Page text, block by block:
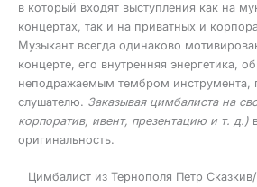
в который входят выступления как на
концертах, так и на приватных и
Музыкант всегда одинаково
концерте, его внутренняя энергетика,
неподражаемым тембром инструмента,
слушателю. Заказывая цимбалиста на
корпоратив, ивент, презентацию и т. д.)
оригинальность.
Цимбалист из Тернополя Петр